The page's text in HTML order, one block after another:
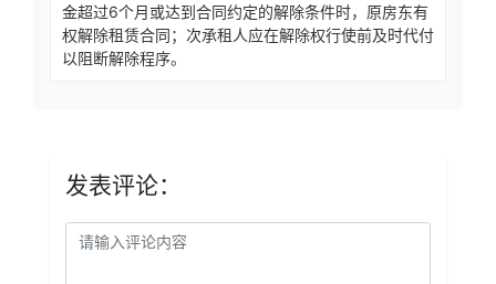
金超过6个月或达到合同约定的解除条件时，原房东有
权解除租赁合同；次承租人应在解除权行使前及时代付
以阻断解除程序。
发表评论：